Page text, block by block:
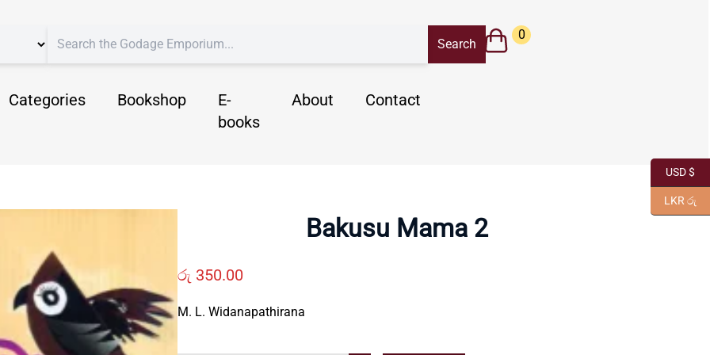
Categories Bookshop
E-
books
About Contact
0
Bakusu Mama 2
රු 350.00
M. L. Widanapathirana
USD $
LKR රු